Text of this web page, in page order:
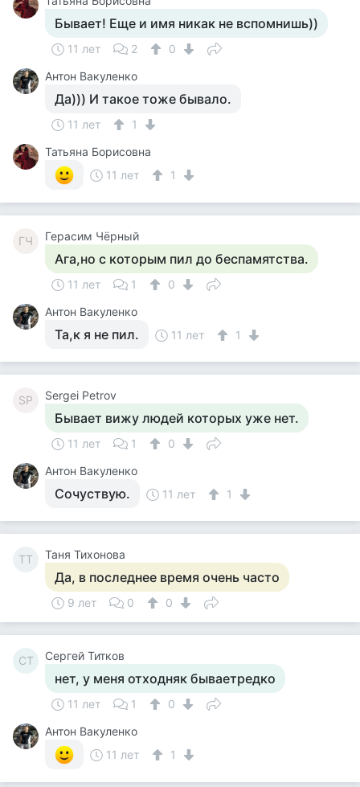
Бывает! Еще и имя никак не вспомнишь))
11 лет 2
0
Антон Вакуленко
Да))) И такое тоже бывало.
11 лет
1
Татьяна Борисовна
11 лет
1
ГЧ Герасим Чёрный
Ага,но с которым пил до беспамятства.
11 лет 1
0
Антон Вакуленко
Та,к я не пил. 11 лет 1
SP Sergei Petrov
Бывает вижу людей которых уже нет.
11 лет 1
0
Антон Вакуленко
Сочуствую. 11 лет 1
ТТ Таня Тихонова
Да, в последнее время очень часто
9 лет 0 0
СТ Сергей Титков
нет, у меня отходняк бываетредко
11 лет 1
0
Антон Вакуленко
11 лет
1